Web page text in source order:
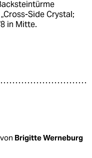
Side Crystal;
in Mitte.
von Brigitte Werneburg